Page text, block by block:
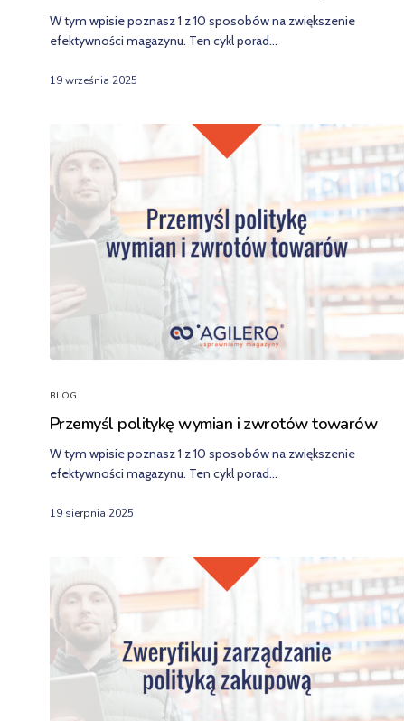
W tym wpisie poznasz 1 z 10 sposobów na zwiększenie
efektywności magazynu. Ten cykl porad…
19 września 2025
BLOG
Przemyśl politykę wymian i zwrotów towarów
W tym wpisie poznasz 1 z 10 sposobów na zwiększenie
efektywności magazynu. Ten cykl porad…
19 sierpnia 2025